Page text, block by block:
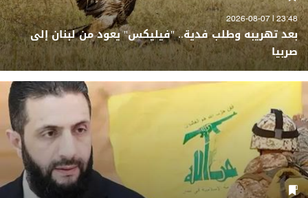
23:48 | 2026-08-07
بعد تهريبه وطلب فدية.. "فيليكس" يعود من لبنان إلى
صربيا